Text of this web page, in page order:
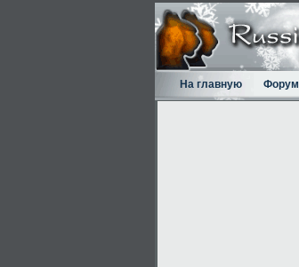
На главную Форум